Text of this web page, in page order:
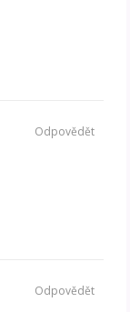
Odpovědět
Odpovědět